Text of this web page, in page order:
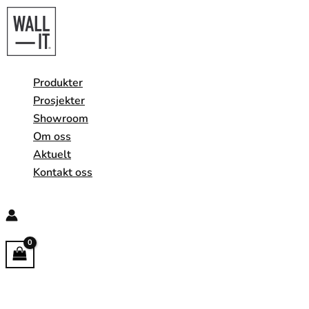
Hopp
rett
Produkter
Prosjekter
Showroom
Om oss
Aktuelt
Kontakt oss